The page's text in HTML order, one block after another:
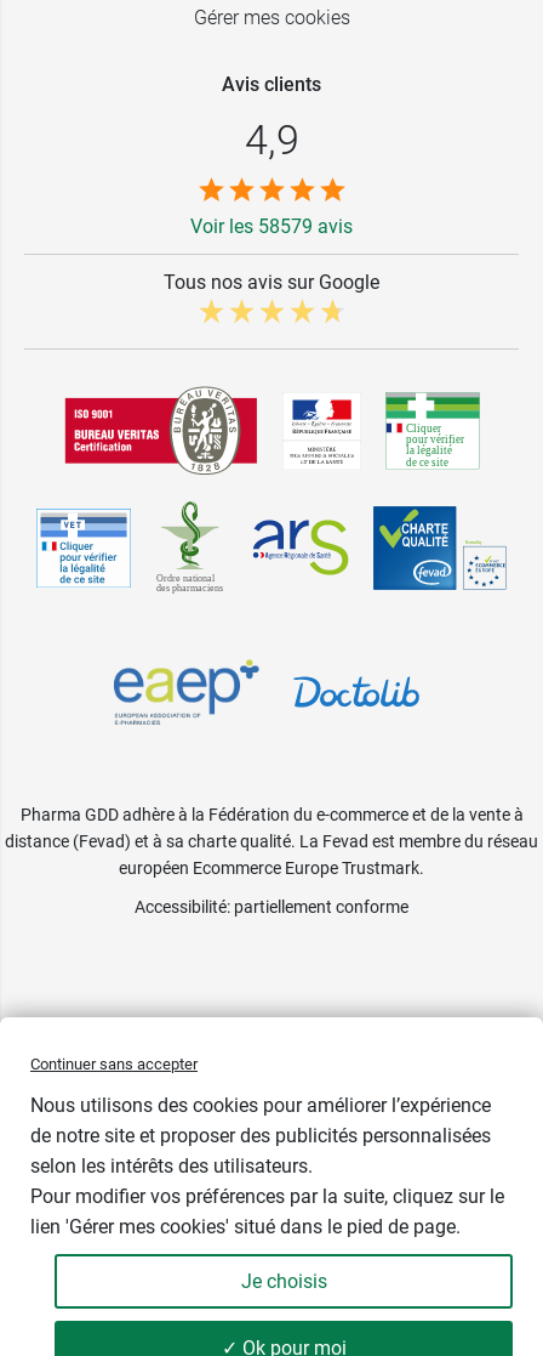
Taille
- +
38,17 €
-50%
Gérer mes cookies
Avis clients
4,9
Voir les 58579 avis
Tous nos avis sur Google
Pharma GDD adhère à la Fédération du e-commerce et de la vente à
distance (Fevad) et à sa charte qualité. La Fevad est membre du réseau
européen Ecommerce Europe Trustmark.
Accessibilité: partiellement conforme
Continuer sans accepter
Nous utilisons des cookies pour améliorer l’expérience
de notre site et proposer des publicités personnalisées
selon les intérêts des utilisateurs.
Pour modifier vos préférences par la suite, cliquez sur le
lien 'Gérer mes cookies' situé dans le pied de page.
Je choisis
✓ Ok pour moi